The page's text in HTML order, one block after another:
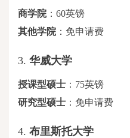
商学院 ： 60英镑
其他学院 ：免申请费
3. 华威大学
授课型硕士 ： 75英镑
研究型硕士 ：免申请费
4. 布里斯托大学